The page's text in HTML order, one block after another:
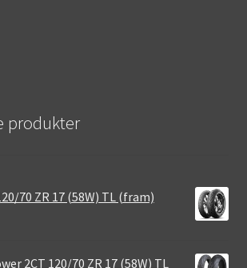
produkter
70 ZR 17 (58W) TL (fram)
2CT 120/70 ZR 17 (58W) TL